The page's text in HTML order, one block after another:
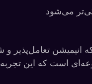
می‌شود
است که این تجربه